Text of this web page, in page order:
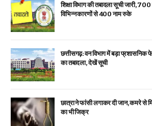
शिक्षा विभाग की तबादला सूची जारी,
विभिन्न कारणों से 400 नाम रुके
छत्तीसगढ़: वन विभाग में बड़ा
का तबादला, देखें सूची
छात्रा ने फांसी लगाकर दी जान, कमरे से
का भी जिक्र